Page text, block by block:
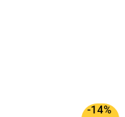
-14%